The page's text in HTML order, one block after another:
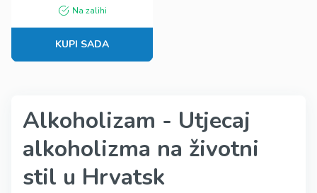
Na zalihi
KUPI SADA
Alkoholizam - Utjecaj
alkoholizma na životni
stil u Hrvatsk